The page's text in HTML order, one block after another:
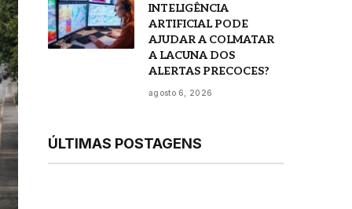
INTELIGÊNCIA
ARTIFICIAL PODE
AJUDAR A COLMATAR
A LACUNA DOS
ALERTAS PRECOCES?
agosto 6, 2026
ÚLTIMAS POSTAGENS